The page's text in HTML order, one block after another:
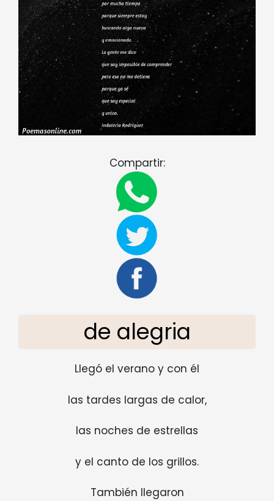
Compartir:
de alegria
Llegó el verano y con él
las tardes largas de calor,
las noches de estrellas
y el canto de los grillos.
También llegaron